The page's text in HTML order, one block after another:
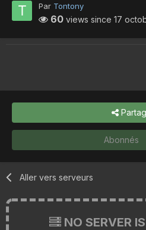
Par Tontony
60 views since 17
Abonnés
Aller vers serveurs
NO SERVER